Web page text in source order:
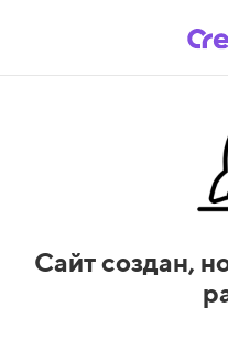
Сайт создан,